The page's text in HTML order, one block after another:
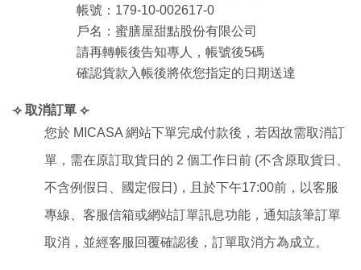
帳號：179-10-002617-0
戶名：蜜膳屋甜點股份有限公司
請再轉帳後告知專人，帳號後5碼
確認貨款入帳後將依您指定的日期送達
⟢ 取消訂單 ⟣
您於 MICASA 網站下單完成付款後，若因故需取消訂
單，需在原訂取貨日的 2 個工作日前 (不含原取貨日、
不含例假日、國定假日 ) ，且於下午17:00前，以客服
專線、客服信箱或網站訂單訊息功能，通知該筆訂單
取消，並經客服回覆確認後，訂單取消方為成立。